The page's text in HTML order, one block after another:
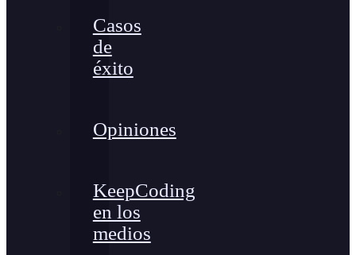
Casos
de
éxito
Opiniones
KeepCoding
en los
medios